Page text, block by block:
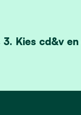
Kies cd&v